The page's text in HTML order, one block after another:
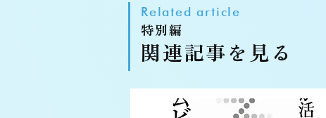
Related article
特別編
関連記事を見る